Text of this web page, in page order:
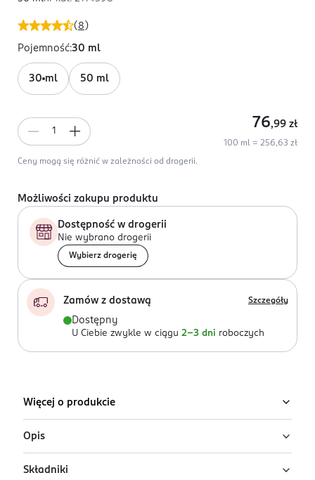
( 8 )
Pojemność:30 ml
30 ml 50 ml
76,99 zł
100 ml = 256,63 zł
Ceny mogą się różnić w zależności od drogerii.
Możliwości zakupu produktu
Dostępność w drogerii
Nie wybrano drogerii
Wybierz drogerię
Zamów z dostawą Szczegóły
Dostępny
U Ciebie zwykle w ciągu 2-3 dni roboczych
Więcej o produkcie
Opis
Woda toaletowa dla mężczyzn Tom Tailor
Składniki